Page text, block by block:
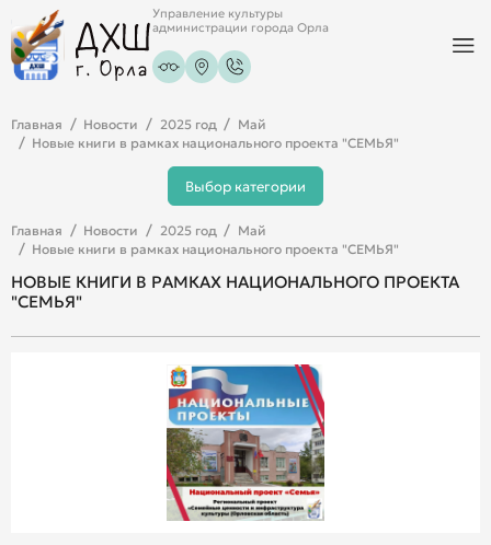
Управление культуры
администрации города Орла
Главная Новости 2025 год
Май
Новые книги в рамках национального проекта "СЕМЬЯ"
Выбор категории
Главная Новости 2025 год
Май
Новые книги в рамках национального проекта "СЕМЬЯ"
НОВЫЕ КНИГИ В РАМКАХ НАЦИОНАЛЬНОГО ПРОЕКТА
"СЕМЬЯ"